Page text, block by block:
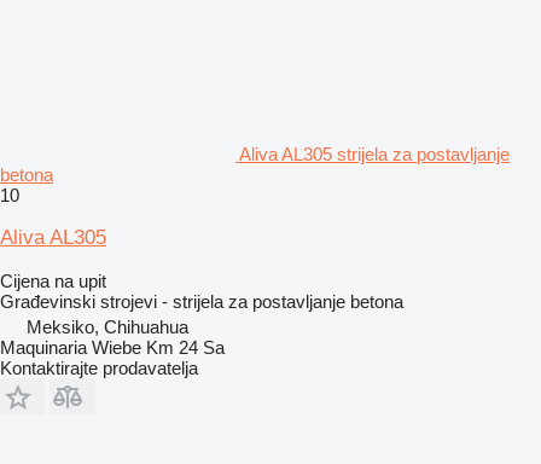
Aliva AL305 strijela za postavljanje
betona
10
Aliva AL305
Cijena na upit
Građevinski strojevi - strijela za postavljanje betona
Meksiko, Chihuahua
Maquinaria Wiebe Km 24 Sa
Kontaktirajte prodavatelja